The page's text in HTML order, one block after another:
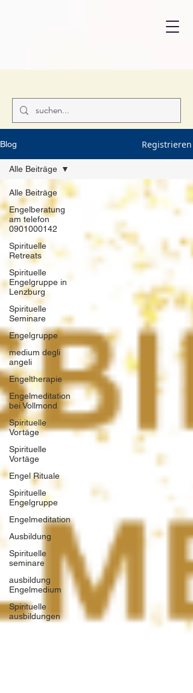
Blog Registrieren
Alle Beiträge
Engelberatung
am telefon
0901000142
Spirituelle
Retreats
Spirituelle
Engelgruppe in
Lenzburg
Spirituelle
Seminare
Engelgruppe
medium degli
angeli
Engeltherapie
Engelmeditation
bei Vollmond
Spirituelle
Vortäge
Spirituelle
Vortäge
Engel Rituale
Spirituelle
Engelgruppe
Engelmeditation
Ausbildung
Spirituelle
seminare
ausbildung
Engelmedium
Spirituelle
ausbildungen
Alle Beiträge